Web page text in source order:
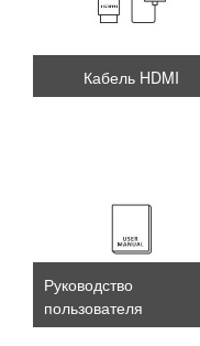
Кабель HDMI
Руководство
пользователя